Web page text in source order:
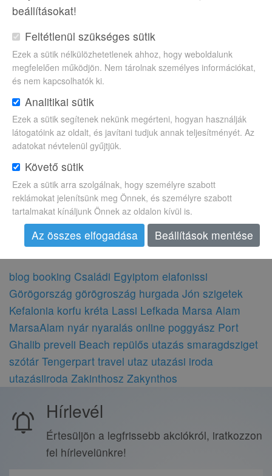
Kategóriák
Hasznos
Hírek
Poggyász
Tippek
Újdonságok
Címkék
blog booking Családi Egyiptom elafonissi
Görögország görögroszág hurgada Jón szigetek
Kefalonia korfu kréta Lassi Lefkada Marsa Alam
MarsaAlam nyár nyaralás online poggyász Port
Ghalib preveli Beach repülős utazás smaragdsziget
szótár Tengerpart travel utaz utazási iroda
utazásiiroda Zakinthosz Zakynthos
notifications_active Hírlevél
Értesüljön a legfrissebb akciókról, iratkozzon
fel hírlevelünkre!
beállításokat!
Feltétlenül szükséges sütik
Ezek a sütik nélkülözhetetlenek ahhoz, hogy weboldalunk
megfelelően működjön. Nem tárolnak személyes információkat,
és nem kapcsolhatók ki.
Analitikai sütik
Ezek a sütik segítenek nekünk megérteni, hogyan használják
látogatóink az oldalt, és javítani tudjuk annak teljesítményét. Az
adatokat névtelenül gyűjtjük.
Követő sütik
Ezek a sütik arra szolgálnak, hogy személyre szabott
reklámokat jelenítsünk meg Önnek, és személyre szabott
tartalmakat kínáljunk Önnek az oldalon kívül is.
Az összes elfogadása Beállítások mentése